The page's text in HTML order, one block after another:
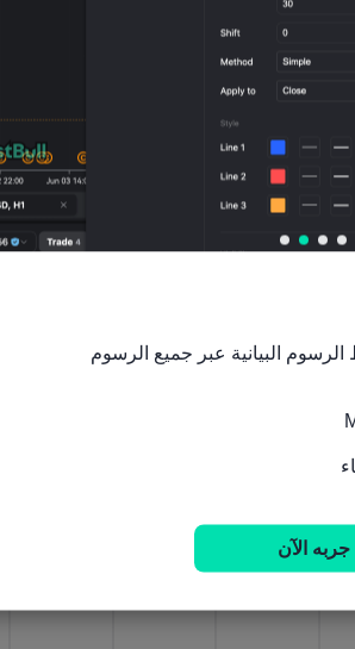
اليابان
الناتج
(الربع
4)
اليابان
الناتج
اليابان
جربه الآن